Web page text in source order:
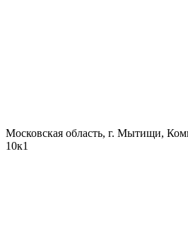
Московская область, г. Мытищи,
10к1